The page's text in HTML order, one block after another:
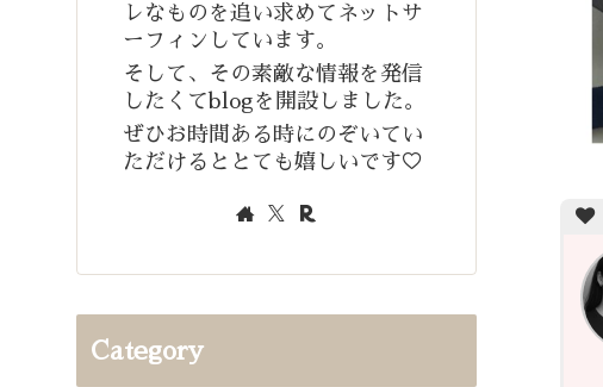
レなものを追い求めてネットサ
ーフィンしています。
そして、その素敵な情報を発信
したくてblogを開設しました。
ぜひお時間ある時にのぞいてい
ただけるととても嬉しいです♡
Category